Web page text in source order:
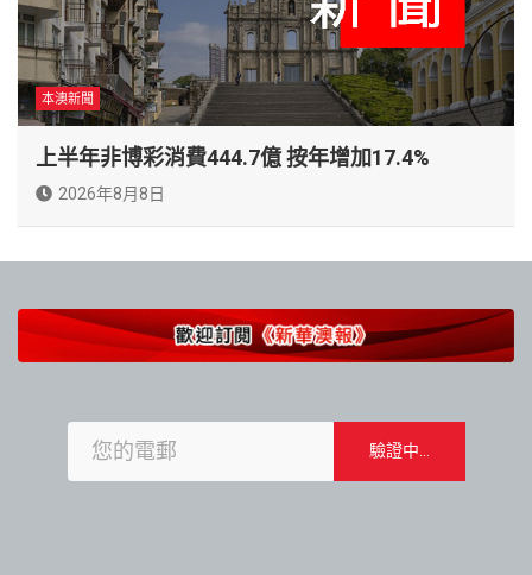
本澳新聞
上半年非博彩消費444.7億 按年增加17.4%
2026年8月8日